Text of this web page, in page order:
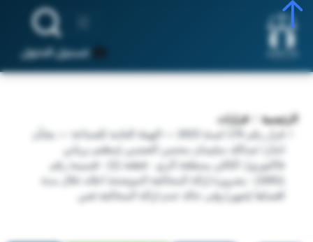
تسجيل الدخول
الرئيسية
قرارات
قرار رقم 176 لسنة 2023 — الهيئة العامة للصناعة — بشأن
انذار/ عبدالله سليمان محسن العجمي (مطعم برياني
فاكتوري). الكائن بمنطقة الري - قطعة (1) - قسيمة رقم
(1691) - بضرورة ازالة المخالفة الموضحة اعلاه خلال مدة
اقصاها (شهر) وفى حالة عدم ازالة المخالفة فس